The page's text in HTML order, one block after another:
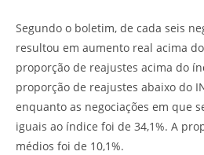
Segundo o boletim, de cada seis
resultou em aumento real acima
proporção de reajustes acima do
proporção de reajustes abaixo do
enquanto as negociações em que
iguais ao índice foi de 34,1%. A
médios foi de 10,1%.